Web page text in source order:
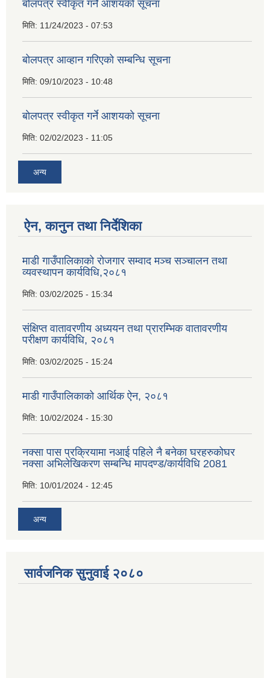
बोलपत्र स्वीकृत गर्ने आशयको सूचना
मिति: 11/24/2023 - 07:53
बोलपत्र आव्हान गरिएको सम्बन्धि सूचना
मिति: 09/10/2023 - 10:48
बाेलपत्र स्वीकृत गर्ने आशयकाे सूचना
मिति: 02/02/2023 - 11:05
अन्य
ऐन, कानुन तथा निर्देशिका
माडी गाउँपालिकाको रोजगार सम्वाद मञ्च सञ्चालन तथा
व्यवस्थापन कार्यविधि,२०८१
मिति: 03/02/2025 - 15:34
संक्षिप्त वातावरणीय अध्ययन तथा प्रारम्भिक वातावरणीय
परीक्षण कार्यविधि, २०८१
मिति: 03/02/2025 - 15:24
माडी गाउँपालिकाको आर्थिक ऐन, २०८१
मिति: 10/02/2024 - 15:30
नक्सा पास प्रक्रियामा नआई पहिले नै बनेका घरहरुकोघर
नक्सा अभिलेखिकरण सम्बन्धि मापदण्ड/कार्यविधि 2081
मिति: 10/01/2024 - 12:45
अन्य
सार्वजनिक सुनुवाई २०८०